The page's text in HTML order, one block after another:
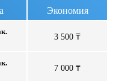
Экономия
3 500 ₸
7 000 ₸